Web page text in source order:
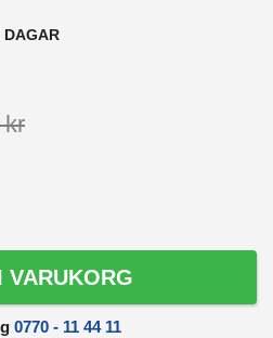
DAGAR
kr
VARUKORG
0770 - 11 44 11